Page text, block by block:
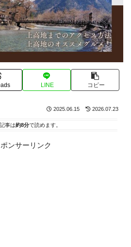
LINE コピー
2025.06.15 2026.07.23
事は約8分で読めます。
ンサーリンク